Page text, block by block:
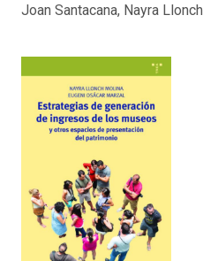
Joan Santacana, Nayra Llonch